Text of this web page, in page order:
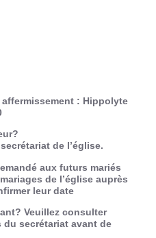
: Hippolyte
?
de l’église.
aux futurs mariés
de l’église auprès
leur date
? Veuillez consulter
du secrétariat avant de